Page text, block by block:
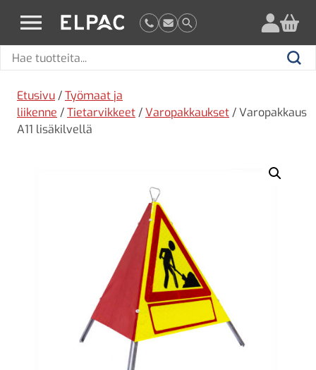
elpac.fi
Hae
Hae
Etusivu /Työmaat ja
liikenne /Tietarvikkeet /Varopakkaukset / Varopakkaus
A11 lisäkilvellä